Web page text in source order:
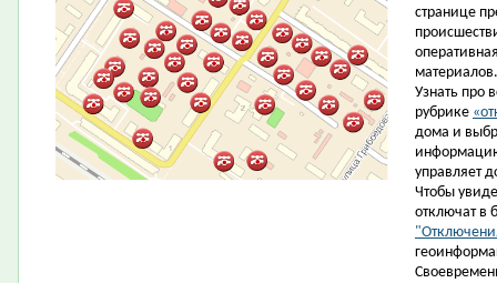
странице
материалов.
Узнать про
рубрике
дома и
управляет
Чтобы
отключат в